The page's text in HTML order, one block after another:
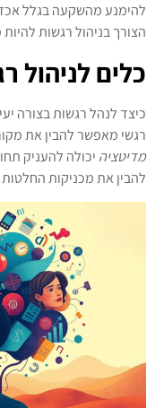
להימנע מהשקעה בגלל
הצורך בניהול רגשות
כלים לניהול
כיצד לנהל רגשות בצורה
רגשי מאפשר להבין את
מדיטציה יכולה להעניק
להבין את מכניקות